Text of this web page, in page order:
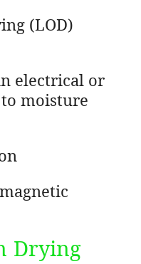
(LOD)
electrical or
moisture
Drying